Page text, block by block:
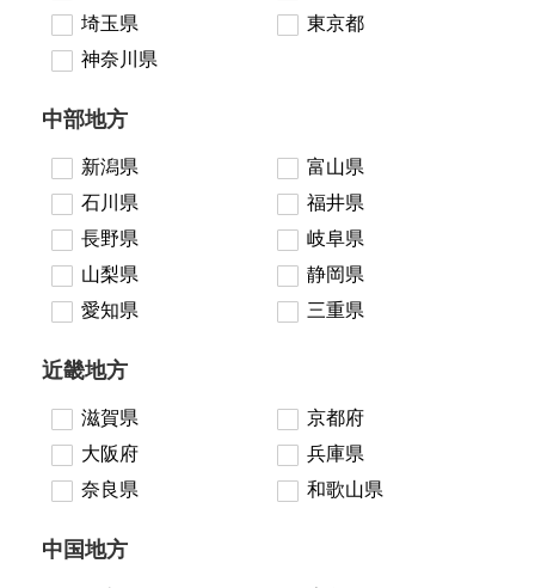
埼玉県
東京都
神奈川県
中部地方
新潟県
富山県
石川県
福井県
長野県
岐阜県
山梨県
静岡県
愛知県
三重県
近畿地方
滋賀県
京都府
大阪府
兵庫県
奈良県
和歌山県
中国地方